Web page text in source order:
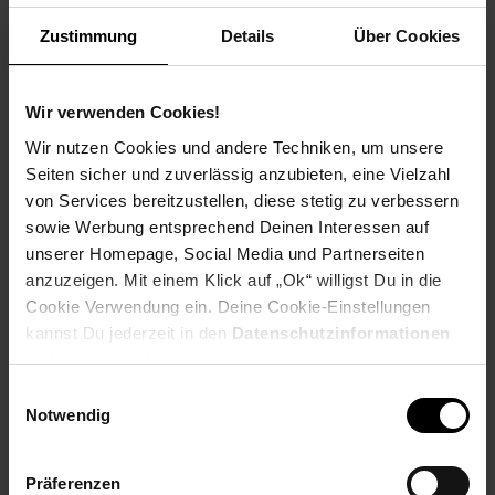
Zustimmung Details Über Cookies
Wir verwenden Cookies!
Wir nutzen Cookies und andere Techniken, um unsere
Seiten sicher und zuverlässig anzubieten, eine Vielzahl
von Services bereitzustellen, diese stetig zu verbessern
sowie Werbung entsprechend Deinen Interessen auf
unserer Homepage, Social Media und Partnerseiten
anzuzeigen. Mit einem Klick auf „Ok“ willigst Du in die
Cookie Verwendung ein. Deine Cookie-Einstellungen
kannst Du jederzeit in den Datenschutzinformationen
ändern bzw. widerrufen.
Notwendig
Präferenzen
Weitere Informationen
Beginn: August/September
Ausbildungsbeginn
Schulabschluss: gute mittlere Reife oder
Fachhochschulreife, Allgemeine
Hochschulreife
Bewerben per Formular